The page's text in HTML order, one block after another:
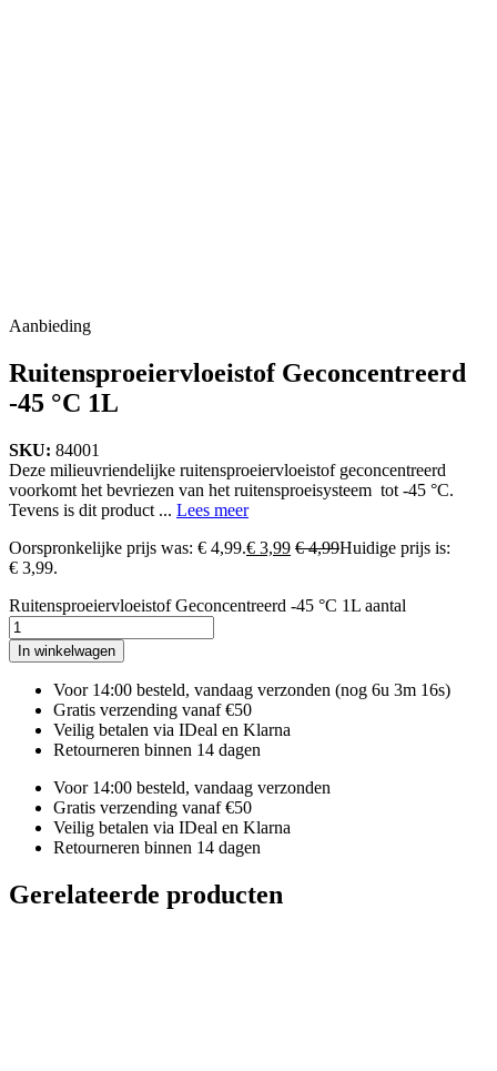
Aanbieding
Ruitensproeiervloeistof Geconcentreerd
-45 °C 1L
SKU: 84001
Deze milieuvriendelijke ruitensproeiervloeistof geconcentreerd
voorkomt het bevriezen van het ruitensproeisysteem tot -45 °C.
Tevens is dit product ... Lees meer
Oorspronkelijke prijs was: € 4,99.€ 3,99 €4,99Huidige prijs is:
€ 3,99.
Ruitensproeiervloeistof Geconcentreerd -45 °C 1L aantal
In winkelwagen
Voor 14:00 besteld, vandaag verzonden (nog 6u 3m 15s)
Gratis verzending vanaf €50
Veilig betalen via IDeal en Klarna
Retourneren binnen 14 dagen
Voor 14:00 besteld, vandaag verzonden
Gratis verzending vanaf €50
Veilig betalen via IDeal en Klarna
Retourneren binnen 14 dagen
Gerelateerde producten